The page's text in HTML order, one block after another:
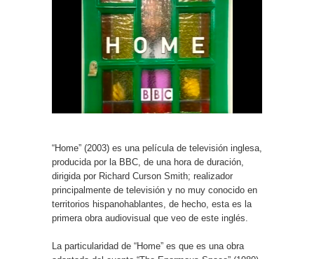
“Home” (2003) es una película de televisión inglesa,
producida por la BBC, de una hora de duración,
dirigida por Richard Curson Smith; realizador
principalmente de televisión y no muy conocido en
territorios hispanohablantes, de hecho, esta es la
primera obra audiovisual que veo de este inglés.
La particularidad de “Home” es que es una obra